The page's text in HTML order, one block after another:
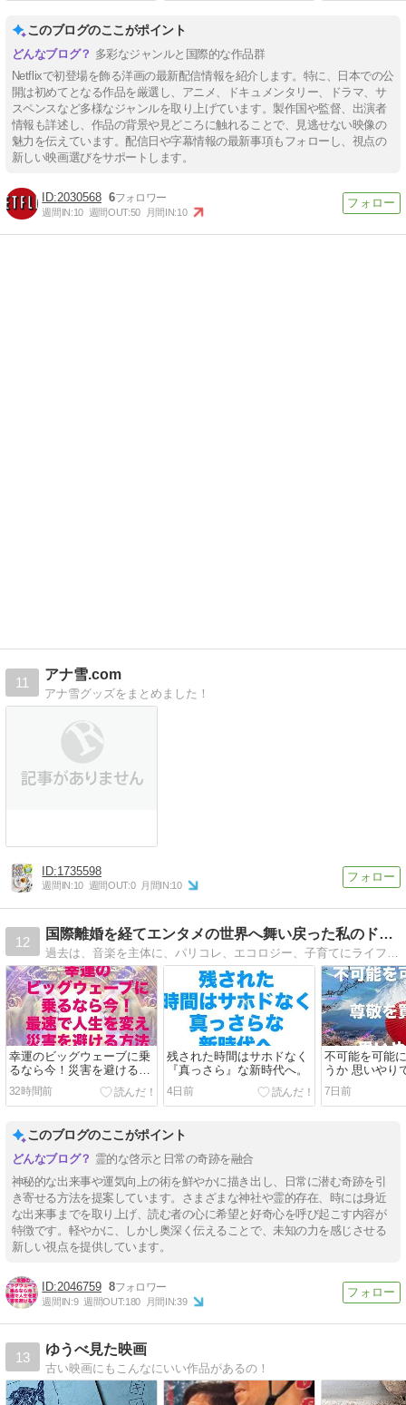
このブログのここがポイント
多彩なジャンルと国際的な作品群
Netflixで初登場を飾る洋画の最新配信情報を紹介します。特に、日本での公
開は初めてとなる作品を厳選し、アニメ、ドキュメンタリー、ドラマ、サ
スペンスなど多様なジャンルを取り上げています。製作国や監督、出演者
情報も詳述し、作品の背景や見どころに触れることで、見逃せない映像の
魅力を伝えています。配信日や字幕情報の最新事項もフォローし、視点の
新しい映画選びをサポートします。
2030568 6
週間IN:10 週間OUT:50 月間IN:10
11
アナ雪.com
アナ雪グッズをまとめました！
1735598
週間IN:10 週間OUT:0 月間IN:10
12
国際離婚を経てエンタメの世界へ舞い戻った私のドキュメント
幸運のビッグウェーブに乗
るなら今！災害を避ける方
32時間前
残された時間はサホドなく
『真っさら』な新時代へ。
4日前
不可能を可能
うか 思いやり
か。
7日前
このブログのここがポイント
霊的な啓示と日常の奇跡を融合
神秘的な出来事や運気向上の術を鮮やかに描き出し、日常に潜む奇跡を引
き寄せる方法を提案しています。さまざまな神社や霊的存在、時には身近
な出来事までを取り上げ、読む者の心に希望と好奇心を呼び起こす内容が
特徴です。軽やかに、しかし奥深く伝えることで、未知の力を感じさせる
新しい視点を提供しています。
2046759 8
週間IN:9 週間OUT:180 月間IN:39
13
ゆうべ見た映画
古い映画にもこんなにいい作品があるの！